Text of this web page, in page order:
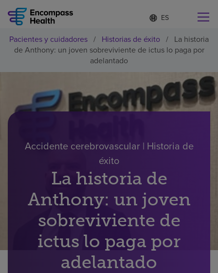
Lista
de
idiomas
contraída
d
o
m
l
n
o
Encuentre una localidad cerca de usted
Por qué debe elegirnos
Servicios de rehabilitación
Pacientes y cuidadores
Recursos de salud
Acerca de nosotros
Buscar un centro
Pacientes y cuidadores / Historias de éxito / La historia
de Anthony: un joven sobreviviente de ictus lo paga por
adelantado
Accidente cerebrovascular | Historia de
éxito
La historia de
Anthony: un joven
sobreviviente de
ictus lo paga por
adelantado